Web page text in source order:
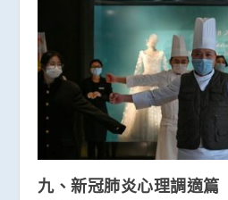
九、新冠肺炎心理調適篇